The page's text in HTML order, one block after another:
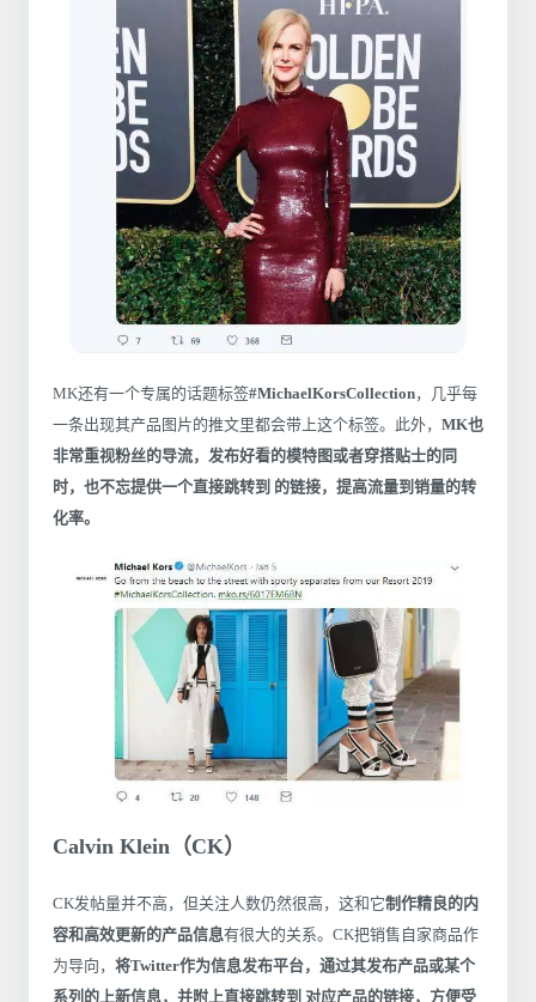
MK还有一个专属的话题标签#MichaelKorsCollection，几乎每
一条出现其产品图片的推文里都会带上这个标签。此外， MK也
非常重视粉丝的导流，发布好看的模特图或者穿搭贴士的同
时，也不忘提供一个直接跳转到 的链接，提高流量到销量的转
化率。
Calvin Klein（CK）
CK发帖量并不高，但关注人数仍然很高，这和它制作精良的内
容和高效更新的产品信息有很大的关系。CK把销售自家商品作
为导向， 将Twitter作为信息发布平台，通过其发布产品或某个
系列的上新信息，并附上直接跳转到 对应产品的链接，方便受